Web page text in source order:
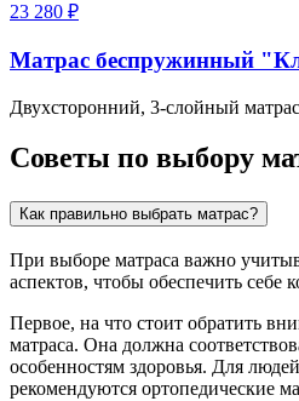
23 280 ₽
Матрас беспружинный
Двухсторонний, 3-слойный
Советы по выбору
Как правильно выбрать матрас?
При выборе матраса важно
аспектов, чтобы обеспечить
Первое, на что стоит обратить
матраса. Она должна
особенностям здоровья. Для
рекомендуются ортопедические